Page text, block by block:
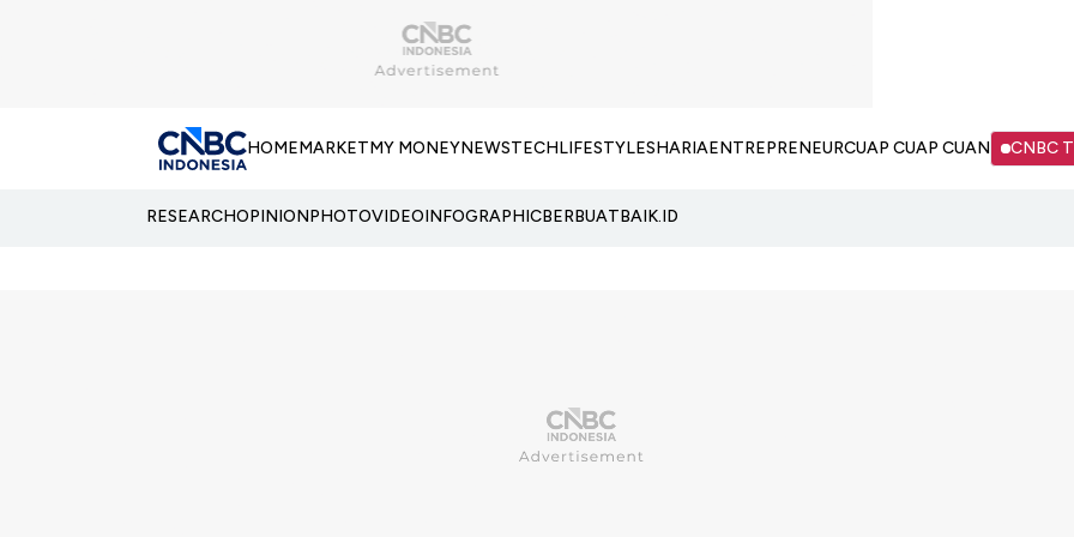
HOMEMARKETMY MONEYNEWSTECHLIFESTYLESHARIAENTREPRENEURCUAP CUAP CUAN CNBC
RESEARCHOPINIONPHOTOVIDEOINFOGRAPHICBERBUATBAIK.ID